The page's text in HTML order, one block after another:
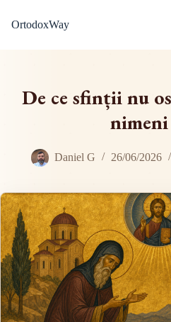
OrtodoxWay
De ce sfinții nu
nimeni
Daniel G 26/06/2026